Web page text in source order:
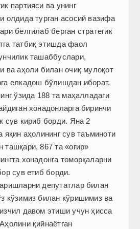
партияси ва унинг
олдида турган асосий вазифа
белгилаб берган стратегик
татбиқ этишда фаол
ташаббуслари,
ва аҳоли билан очиқ мулоқот
елкадош бўлишдан иборат.
ўзида 188 та маҳалладаги
хонадонларга биринчи
сув кириб борди. Яна 2
яқин аҳолининг сув таъминоти
867 та «оғир»
хонадонга томорқаларни
сув етиб борди.
депутатлар билан
кўзимиз билан кўришимиз ва
давом этиши учун ҳисса
қийнаётган